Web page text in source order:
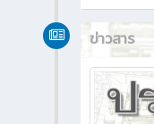
ข่าวสาร